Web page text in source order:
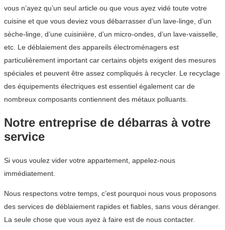
vous n’ayez qu’un seul article ou que vous ayez vidé toute votre
cuisine et que vous deviez vous débarrasser d’un lave-linge, d’un
sèche-linge, d’une cuisinière, d’un micro-ondes, d’un lave-vaisselle,
etc. Le déblaiement des appareils électroménagers est
particulièrement important car certains objets exigent des mesures
spéciales et peuvent être assez compliqués à recycler. Le recyclage
des équipements électriques est essentiel également car de
nombreux composants contiennent des métaux polluants.
Notre entreprise de débarras à votre
service
Si vous voulez vider votre appartement, appelez-nous
immédiatement.
Nous respectons votre temps, c’est pourquoi nous vous proposons
des services de déblaiement rapides et fiables, sans vous déranger.
La seule chose que vous ayez à faire est de nous contacter.